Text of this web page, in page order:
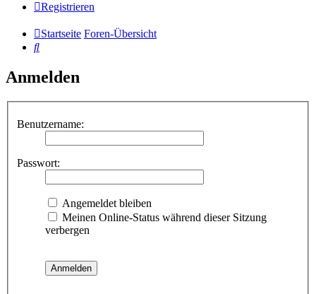
Registrieren
Startseite Foren-Übersicht
Suche
Anmelden
Benutzername:
Passwort:
Angemeldet bleiben
Meinen Online-Status während dieser Sitzung
verbergen